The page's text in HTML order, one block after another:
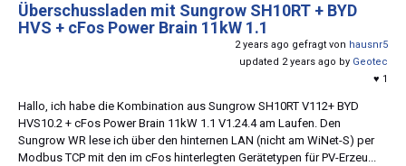
Überschussladen mit Sungrow SH10RT + BYD
HVS + cFos Power Brain 11kW 1.1
2 years ago gefragt von hausnr5
updated 2 years ago by Geotec
♥ 1
Hallo, ich habe die Kombination aus Sungrow SH10RT V112+ BYD
HVS10.2 + cFos Power Brain 11kW 1.1 V1.24.4 am Laufen. Den
Sungrow WR lese ich über den hinternen LAN (nicht am WiNet-S) per
Modbus TCP mit den im cFos hinterlegten Gerätetypen für PV-Erzeu...